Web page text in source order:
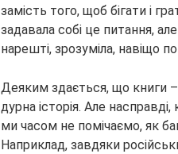
замість того, щоб бігати і
задавала собі це питання,
нарешті, зрозуміла, навіщо
Деяким здається, що книги
дурна історія. Але
ми часом не помічаємо, як
Наприклад, завдяки